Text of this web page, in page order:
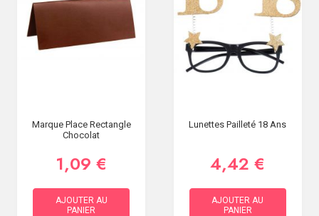
Marque Place Rectangle
Chocolat
1,09 €
AJOUTER AU
PANIER
Lunettes Pailleté 18 Ans
4,42 €
AJOUTER AU
PANIER